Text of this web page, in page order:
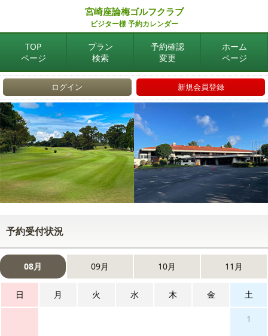
宮崎座論梅ゴルフクラブ
ビジター様 予約カレンダー
TOP
ページ
プラン
検索
予約確認
変更
ホーム
ページ
ログイン 新規会員登録
予約受付状況
08月 09月 10月 11月
日 月 火 水 木 金 土
1